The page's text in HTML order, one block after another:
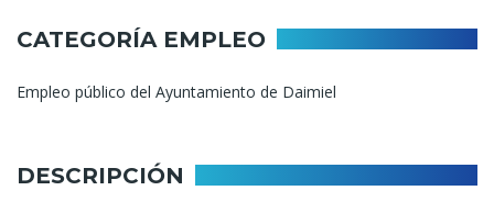
ayuda
a
la
CATEGORÍA EMPLEO
Empleo público del Ayuntamiento de Daimiel
DESCRIPCIÓN